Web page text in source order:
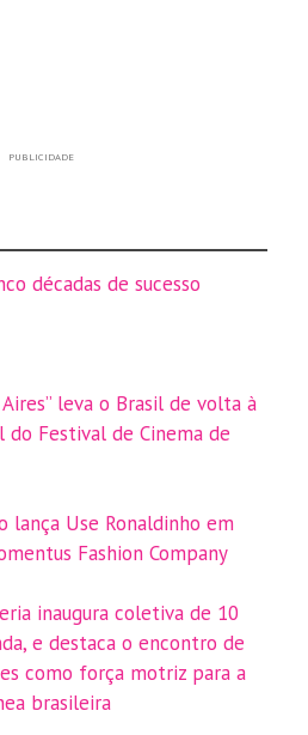
PUBLICIDADE
décadas de sucesso
leva o Brasil de volta à
Festival de Cinema de
lança Use Ronaldinho em
Fashion Company
inaugura coletiva de 10
e destaca o encontro de
como força motriz para a
brasileira